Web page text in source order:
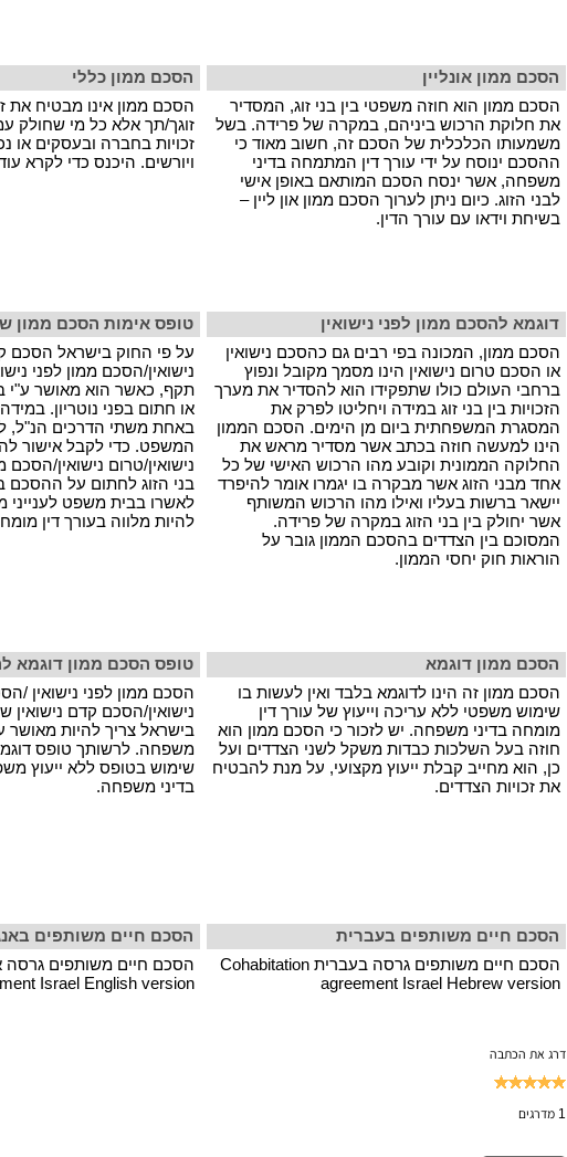
הסכם ממון אונליין
הסכם ממון הוא חוזה משפטי בין בני זוג, המסדיר
את חלוקת הרכוש ביניהם, במקרה של פרידה. בשל
משמעותו הכלכלית של הסכם זה, חשוב מאוד כי
ההסכם ינוסח על ידי עורך דין המתמחה בדיני
משפחה, אשר ינסח הסכם המותאם באופן אישי
לבני הזוג. כיום ניתן לערוך הסכם ממון און ליין –
בשיחת וידאו עם עורך הדין.
הסכם ממון כללי
הסכם ממון אינו מבטיח את
זוגך/תך אלא כל מי שחולק
זכויות בחברה ובעסקים או
ויורשים. היכנס כדי לקרא
דוגמא להסכם ממון לפני נישואין
הסכם ממון, המכונה בפי רבים גם כהסכם נישואין
או הסכם טרום נישואין הינו מסמך מקובל ונפוץ
ברחבי העולם כולו שתפקידו הוא להסדיר את מערך
הזכויות בין בני זוג במידה ויחליטו לפרק את
המסגרת המשפחתית ביום מן הימים. הסכם הממון
הינו למעשה חוזה בכתב אשר מסדיר מראש את
החלוקה הממונית וקובע מהו הרכוש האישי של כל
אחד מבני הזוג אשר מבקרה בו יגמרו אומר להיפרד
יישאר ברשות בעליו ואילו מהו הרכוש המשותף
אשר יחולק בין בני הזוג במקרה של פרידה.
המסוכם בין הצדדים בהסכם הממון גובר על
הוראות חוק יחסי הממון.
טופס אימות הסכם ממון
על פי החוק בישראל הסכם
נישואין/הסכם ממון לפני
תקף, כאשר הוא מאושר
או חתום בפני נוטריון.
באחת משתי הדרכים הנ"ל,
המשפט. כדי לקבל אישור
נישואין/טרום נישואין/הסכם
בני הזוג לחתום על ההסכם
לאשרו בבית משפט
להיות מלווה בעורך דין
הסכם ממון דוגמא
הסכם ממון זה הינו לדוגמא בלבד ואין לעשות בו
שימוש משפטי ללא עריכה וייעוץ של עורך דין
מומחה בדיני משפחה. יש לזכור כי הסכם ממון הוא
חוזה בעל השלכות כבדות משקל לשני הצדדים ועל
כן, הוא מחייב קבלת ייעוץ מקצועי, על מנת להבטיח
את זכויות הצדדים.
טופס הסכם ממון דוגמא
הסכם ממון לפני נישואין /
נישואין/הסכם קדם נישואין
בישראל צריך להיות מאושר
משפחה. לרשותך טופס
שימוש בטופס ללא ייעוץ
בדיני משפחה.
הסכם חיים משותפים בעברית
הסכם חיים משותפים גרסה בעברית Cohabitation
agreement Israel Hebrew version
הסכם חיים משותפים
Israel English version
דרג את הכתבה
1 מדרגים